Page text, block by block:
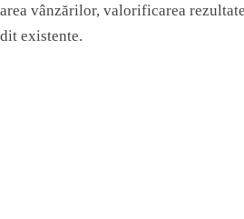
vânzărilor, valorificarea
existente.